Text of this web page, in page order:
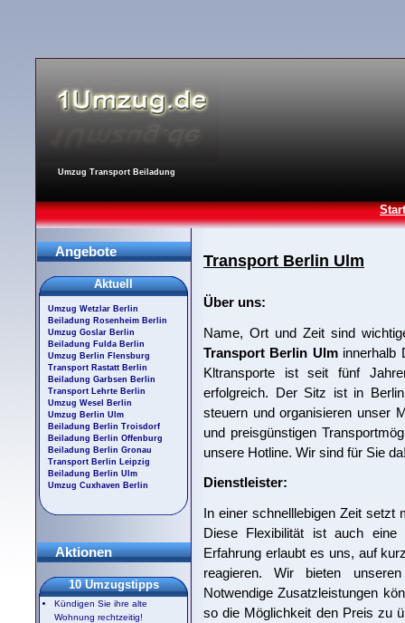
Umzug Transport Beiladung
Transport Berlin Ulm
Über uns:
Name, Ort und Zeit sind
Transport Berlin Ulminnerhalb
Kltransporte ist seit fünf
erfolgreich. Der Sitz ist in
steuern und organisieren unser
und preisgünstigen
unsere Hotline. Wir sind für Sie
Dienstleister:
In einer schnelllebigen Zeit setzt
Diese Flexibilität ist auch eine
Erfahrung erlaubt es uns, auf
reagieren. Wir bieten unseren
Notwendige Zusatzleistungen
so die Möglichkeit den Preis zu
Angebote
Aktuell
Umzug Wetzlar Berlin
Beiladung Rosenheim Berlin
Umzug Goslar Berlin
Beiladung Fulda Berlin
Umzug Berlin Flensburg
Transport Rastatt Berlin
Beiladung Garbsen Berlin
Transport Lehrte Berlin
Umzug Wesel Berlin
Umzug Berlin Ulm
Beiladung Berlin Troisdorf
Beiladung Berlin Offenburg
Beiladung Berlin Gronau
Transport Berlin Leipzig
Beiladung Berlin Ulm
Umzug Cuxhaven Berlin
Aktionen
10 Umzugstipps
Kündigen Sie ihre alte
Wohnung rechtzeitig!